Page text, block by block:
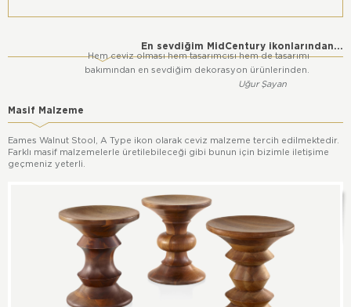
En sevdiğim MidCentury ikonlarından...
Hem ceviz olması hem tasarımcısı hem de tasarımı
bakımından en sevdiğim dekorasyon ürünlerinden.
Uğur Şayan
Masif Malzeme
Eames Walnut Stool, A Type ikon olarak ceviz malzeme tercih edilmektedir.
Farklı masif malzemelerle üretilebileceği gibi bunun için bizimle iletişime
geçmeniz yeterli.